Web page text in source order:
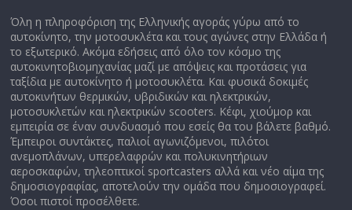
Όλη η πληροφόριση της Ελληνικής αγοράς γύρω από το
αυτοκίνητο, την μοτοσυκλέτα και τους αγώνες στην Ελλάδα ή
το εξωτερικό. Ακόμα εδήσεις από όλο τον κόσμο της
αυτοκινητοβιομηχανίας μαζί με απόψεις και προτάσεις για
ταξίδια με αυτοκίνητο ή μοτοσυκλέτα. Και φυσικά δοκιμές
αυτοκινήτων θερμικών, υβριδικών και ηλεκτρικών,
μοτοσυκλετών και ηλεκτρικών scooters. Κέφι, χιούμορ και
εμπειρία σε έναν συνδυασμό που εσείς θα του βάλετε βαθμό.
Έμπειροι συντάκτες, παλιοί αγωνιζόμενοι, πιλότοι
ανεμοπλάνων, υπερελαφρών και πολυκινητήριων
αεροσκαφών, τηλεοπτικοί sportcasters αλλά και νέο αίμα της
δημοσιογραφίας, αποτελούν την ομάδα που δημοσιογραφεί.
Όσοι πιστοί προσέλθετε.